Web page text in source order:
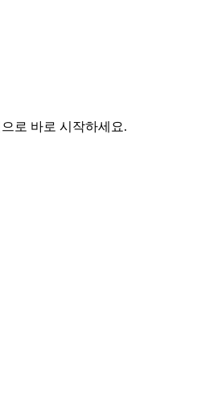
로 바로 시작하세요.